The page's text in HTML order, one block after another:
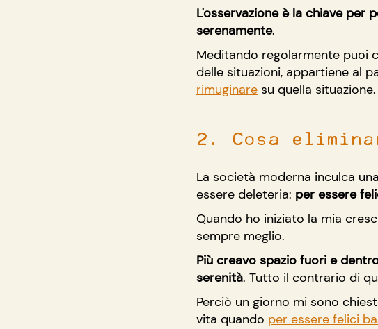
L'osservazione è la chiave per
serenamente.
Meditando regolarmente puoi
delle situazioni, appartiene al
rimuginare su quella situazione.
2. Cosa
La società moderna inculca
essere deleteria: per essere
Quando ho iniziato la mia
sempre meglio.
Più creavo spazio fuori e
serenità. Tutto il contrario di
Perciò un giorno mi sono
vita quando per essere felici